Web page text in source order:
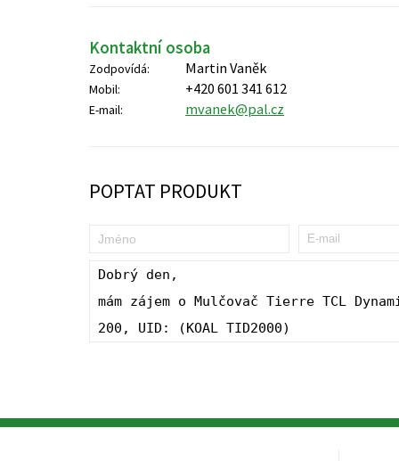
Kontaktní osoba
Zodpovídá: Martin Vaněk
Mobil: +420 601 341 612
E-mail: mvanek@pal.cz
POPTAT PRODUKT